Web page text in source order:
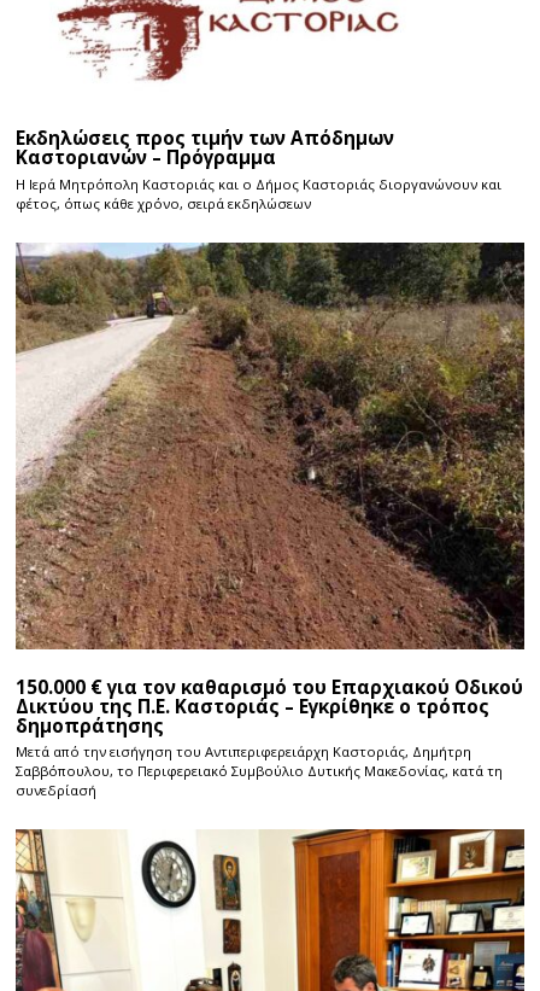
Εκδηλώσεις προς τιμήν των Απόδημων
Καστοριανών – Πρόγραμμα
Η Ιερά Μητρόπολη Καστοριάς και ο Δήμος Καστοριάς διοργανώνουν και
φέτος, όπως κάθε χρόνο, σειρά εκδηλώσεων
150.000 € για τον καθαρισμό του Επαρχιακού Οδικού
Δικτύου της Π.Ε. Καστοριάς – Εγκρίθηκε ο τρόπος
δημοπράτησης
Μετά από την εισήγηση του Αντιπεριφερειάρχη Καστοριάς, Δημήτρη
Σαββόπουλου, το Περιφερειακό Συμβούλιο Δυτικής Μακεδονίας, κατά τη
συνεδρίασή